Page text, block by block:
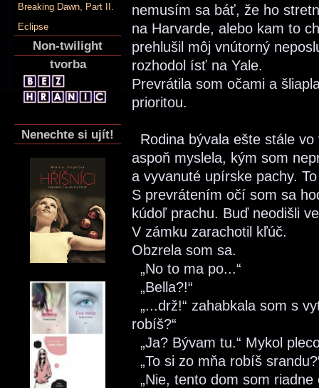
Breaking Dawn, Part II.
Eclipse
Non-twilight
tvorba
Nenechte si ujít!
nemusím sa báť, že ho
na Harvarde, alebo kam to
prehlušil môj vnútorný
rozhodol ísť na Yale.
Prevrátila som očami a
prioritou.
Rodina bývala ešte stále
aspoň myslela, kým som
a vyvanuté upírske pachy.
S prevrátením očí som sa
kúdoľ prachu. Buď neodišli
V zámku zarachotil kľúč.
Obzrela som sa.
„No to ma po...“
„Bella?!“
„...drž!“ zahabkala som s
robíš?“
„Ja? Bývam tu.“ Mykol
„To si zo mňa robíš
„Nie, tento dom som riadne